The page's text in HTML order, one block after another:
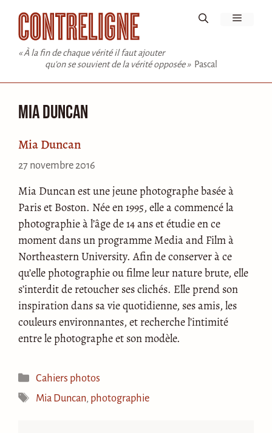
contenu
« À la fin de chaque vérité il faut ajouter
qu'on se souvient de la vérité opposée » Pascal
Menu
Mia Duncan
Mia Duncan
27 novembre 2016
Mia Duncan est une jeune photographe basée à
Paris et Boston. Née en 1995, elle a commencé la
photographie à l’âge de 14 ans et étudie en ce
moment dans un programme Media and Film à
Northeastern University. Afin de conserver à ce
qu’elle photographie ou filme leur nature brute, elle
s’interdit de retoucher ses clichés. Elle prend son
inspiration dans sa vie quotidienne, ses amis, les
couleurs environnantes, et recherche l’intimité
entre le photographe et son modèle.
Catégories
Cahiers photos
Étiquettes
Mia Duncan, photographie